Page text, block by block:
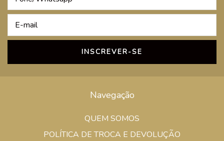
Navegação
QUEM SOMOS
POLÍTICA DE TROCA E DEVOLUÇÃO